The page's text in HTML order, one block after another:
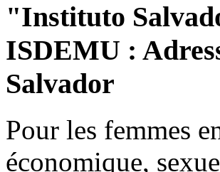
"Instituto
ISDEMU :
Salvador
Pour les femmes
économique,